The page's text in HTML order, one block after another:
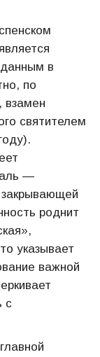
в
по
взамен
святителем
—
закрывающей
роднит
указывает
важной
с